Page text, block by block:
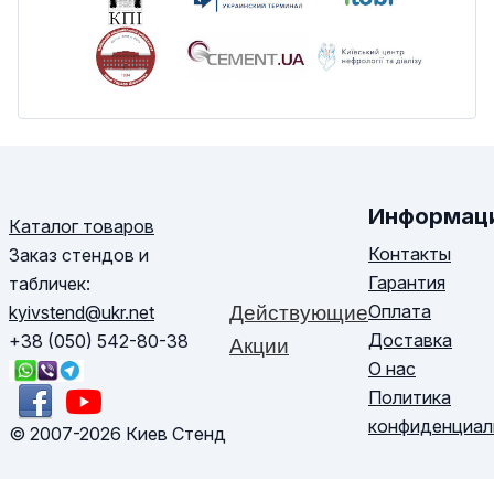
Каталог товаров
Заказ стендов и
табличек:
kyivstend@ukr.net
+38 (050) 542-80-38
© 2007-2026 Киев Стенд
Действующие
Акции
Контакты
Гарантия
Оплата
Доставка
О нас
Политика